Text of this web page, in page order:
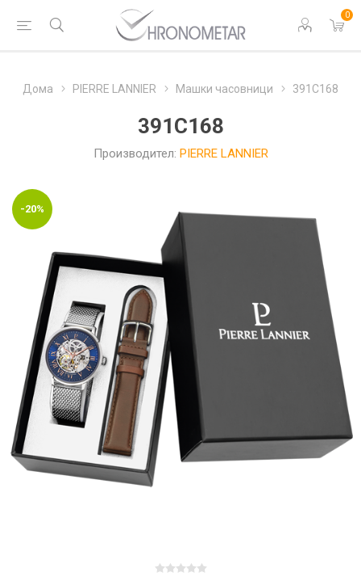
0
Дома PIERRE LANNIER Машки часовници 391C168
391C168
Производител: PIERRE LANNIER
-20%